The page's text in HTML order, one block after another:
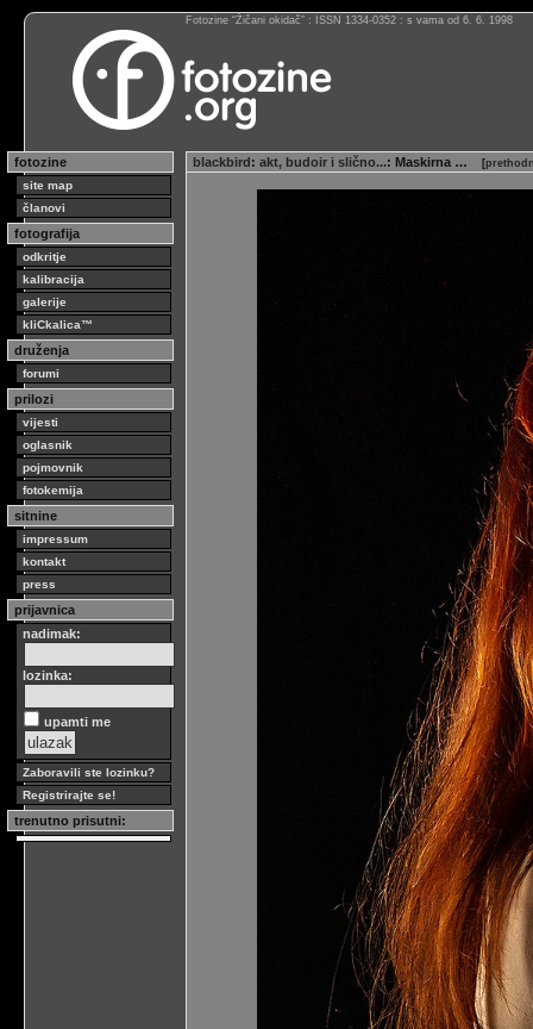
Fotozine “Žičani okidač” : ISSN 1334-0352 : s vama od 6. 6. 1998
fotozine
site map
članovi
fotografija
odkritje
kalibracija
galerije
kliCkalica™
druženja
forumi
prilozi
vijesti
oglasnik
pojmovnik
fotokemija
sitnine
impressum
kontakt
press
prijavnica
nadimak:
lozinka:
upamti me
Zaboravili ste lozinku?
Registrirajte se!
trenutno prisutni:
blackbird: akt, budoir i slično...: Maskirna … [